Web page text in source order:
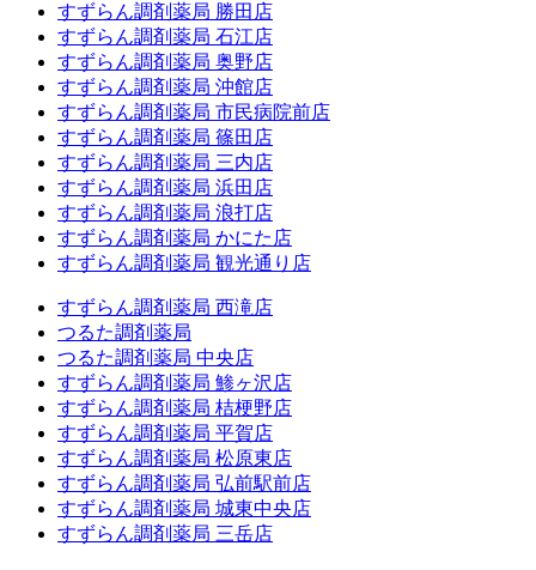
すずらん調剤薬局 勝田店
すずらん調剤薬局 石江店
すずらん調剤薬局 奥野店
すずらん調剤薬局 沖館店
すずらん調剤薬局 市民病院前店
すずらん調剤薬局 篠田店
すずらん調剤薬局 三内店
すずらん調剤薬局 浜田店
すずらん調剤薬局 浪打店
すずらん調剤薬局 かにた店
すずらん調剤薬局 観光通り店
すずらん調剤薬局 西滝店
つるた調剤薬局
つるた調剤薬局 中央店
すずらん調剤薬局 鯵ヶ沢店
すずらん調剤薬局 桔梗野店
すずらん調剤薬局 平賀店
すずらん調剤薬局 松原東店
すずらん調剤薬局 弘前駅前店
すずらん調剤薬局 城東中央店
すずらん調剤薬局 三岳店